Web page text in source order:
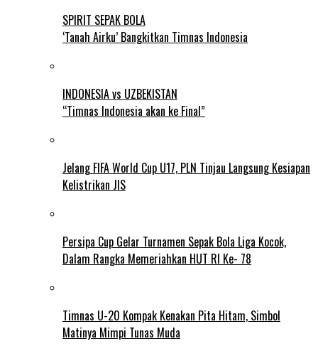
SPIRIT SEPAK BOLA
‘Tanah Airku’ Bangkitkan Timnas Indonesia
INDONESIA vs UZBEKISTAN
“Timnas Indonesia akan ke Final”
Jelang FIFA World Cup U17, PLN Tinjau Langsung Kesiapan
Kelistrikan JIS
Persipa Cup Gelar Turnamen Sepak Bola Liga Kocok,
Dalam Rangka Memeriahkan HUT RI Ke- 78
Timnas U-20 Kompak Kenakan Pita Hitam, Simbol
Matinya Mimpi Tunas Muda